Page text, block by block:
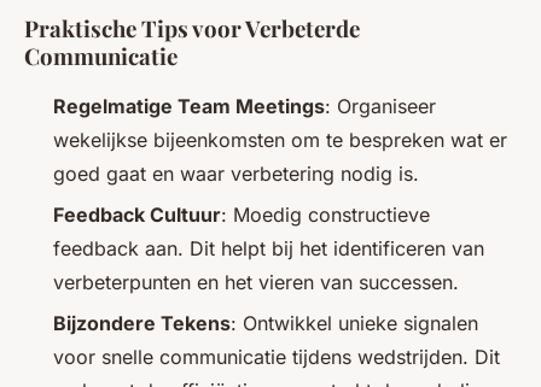
Praktische Tips voor Verbeterde
Communicatie
Regelmatige Team Meetings: Organiseer
wekelijkse bijeenkomsten om te bespreken wat er
goed gaat en waar verbetering nodig is.
Feedback Cultuur: Moedig constructieve
feedback aan. Dit helpt bij het identificeren van
verbeterpunten en het vieren van successen.
Bijzondere Tekens: Ontwikkel unieke signalen
voor snelle communicatie tijdens wedstrijden. Dit